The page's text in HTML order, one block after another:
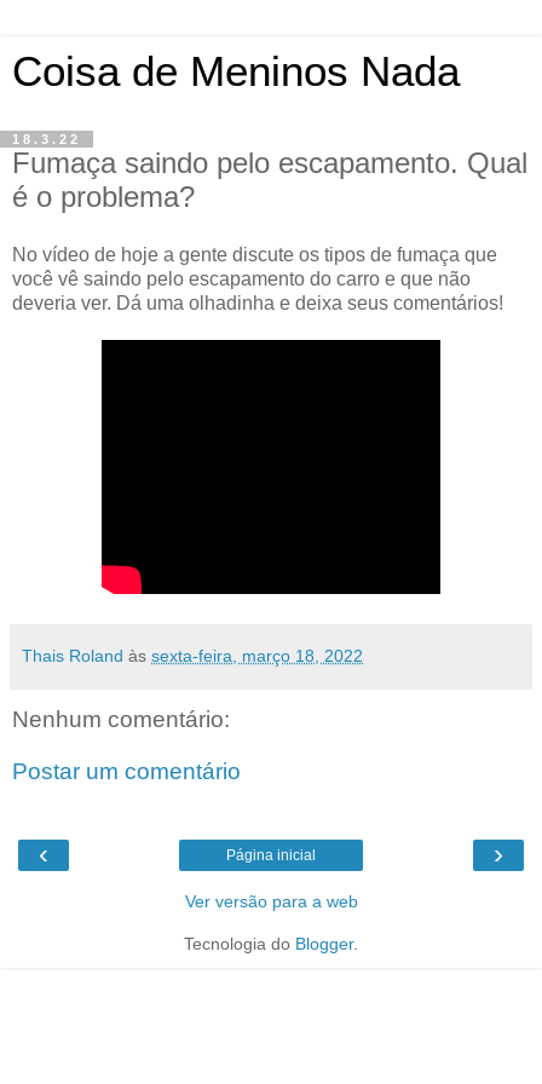
Coisa de Meninos Nada
18.3.22
Fumaça saindo pelo escapamento. Qual
é o problema?
No vídeo de hoje a gente discute os tipos de fumaça que
você vê saindo pelo escapamento do carro e que não
deveria ver. Dá uma olhadinha e deixa seus comentários!
Thais Roland às sexta-feira, março 18, 2022
Nenhum comentário:
Postar um comentário
‹ ›
Página inicial
Ver versão para a web
Tecnologia do Blogger.